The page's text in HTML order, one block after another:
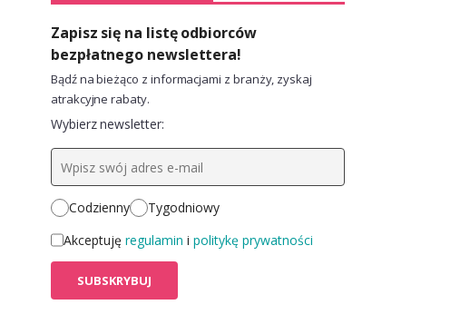
Zapisz się na listę odbiorców
bezpłatnego newslettera!
Bądź na bieżąco z informacjami z branży, zyskaj
atrakcyjne rabaty.
Wybierz newsletter:
Codzienny
Tygodniowy
Akceptuję regulamin i politykę prywatności